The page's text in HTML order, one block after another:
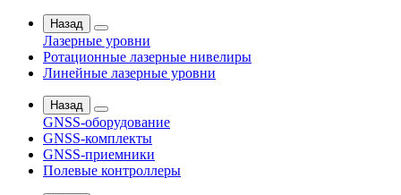
Назад
Лазерные уровни
Ротационные лазерные нивелиры
Линейные лазерные уровни
Назад
GNSS-оборудование
GNSS-комплекты
GNSS-приемники
Полевые контроллеры